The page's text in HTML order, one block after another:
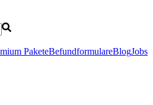
PaketeBefundformulareBlogJobs